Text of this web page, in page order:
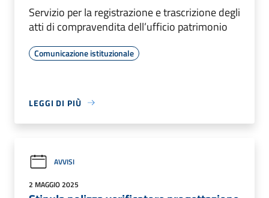
Servizio per la registrazione e trascrizione degli
atti di compravendita dell’ufficio patrimonio
Comunicazione istituzionale
LEGGI DI PIÙ
AVVISI
2 MAGGIO 2025